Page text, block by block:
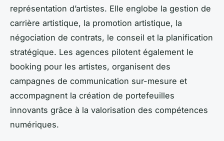
représentation d’artistes. Elle englobe la gestion de
carrière artistique, la promotion artistique, la
négociation de contrats, le conseil et la planification
stratégique. Les agences pilotent également le
booking pour les artistes, organisent des
campagnes de communication sur-mesure et
accompagnent la création de portefeuilles
innovants grâce à la valorisation des compétences
numériques.